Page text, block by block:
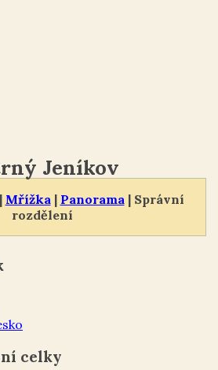
| Mřížka | Panorama | Správní
rozdělení
Jeníkov
celky